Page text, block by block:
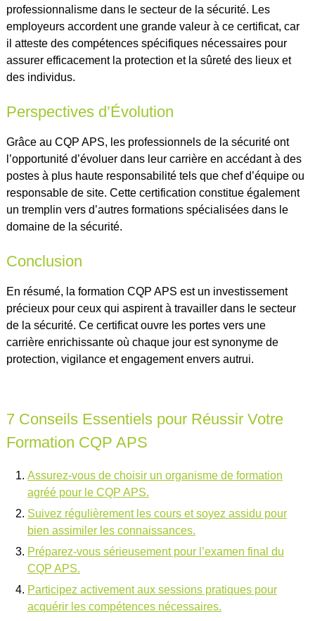
professionnalisme dans le secteur de la sécurité. Les
employeurs accordent une grande valeur à ce certificat, car
il atteste des compétences spécifiques nécessaires pour
assurer efficacement la protection et la sûreté des lieux et
des individus.
Perspectives d’Évolution
Grâce au CQP APS, les professionnels de la sécurité ont
l’opportunité d’évoluer dans leur carrière en accédant à des
postes à plus haute responsabilité tels que chef d’équipe ou
responsable de site. Cette certification constitue également
un tremplin vers d’autres formations spécialisées dans le
domaine de la sécurité.
Conclusion
En résumé, la formation CQP APS est un investissement
précieux pour ceux qui aspirent à travailler dans le secteur
de la sécurité. Ce certificat ouvre les portes vers une
carrière enrichissante où chaque jour est synonyme de
protection, vigilance et engagement envers autrui.
7 Conseils Essentiels pour Réussir Votre
Formation CQP APS
Assurez-vous de choisir un organisme de formation
agréé pour le CQP APS.
Suivez régulièrement les cours et soyez assidu pour
bien assimiler les connaissances.
Préparez-vous sérieusement pour l’examen final du
CQP APS.
Participez activement aux sessions pratiques pour
acquérir les compétences nécessaires.